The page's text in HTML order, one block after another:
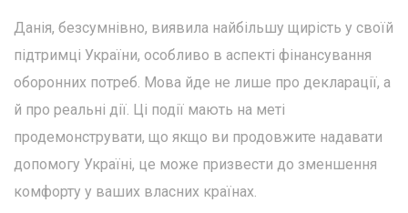
Данія, безсумнівно, виявила найбільшу щирість у своїй
підтримці України, особливо в аспекті фінансування
оборонних потреб. Мова йде не лише про декларації, а
й про реальні дії. Ці події мають на меті
продемонструвати, що якщо ви продовжите надавати
допомогу Україні, це може призвести до зменшення
комфорту у ваших власних країнах.